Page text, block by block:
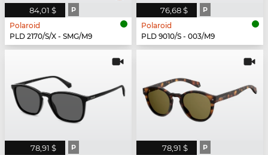
84,01 $ P
Polaroid
PLD 2170/S/X - SMG/M9
76,68 $ P
Polaroid
PLD 9010/S - 003/M9
78,91 $ P 78,91 $ P